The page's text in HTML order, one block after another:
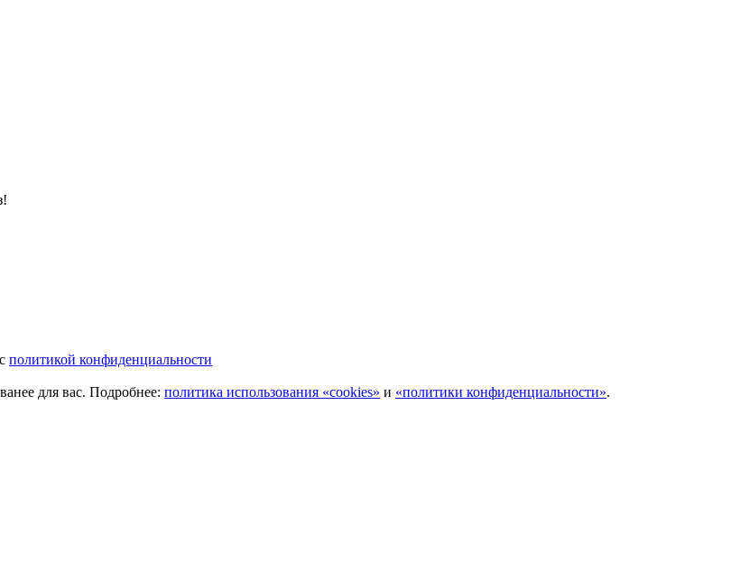
политикой конфиденциальности
для вас. Подробнее: политика использования «cookies» и «политики конфиденциальности».